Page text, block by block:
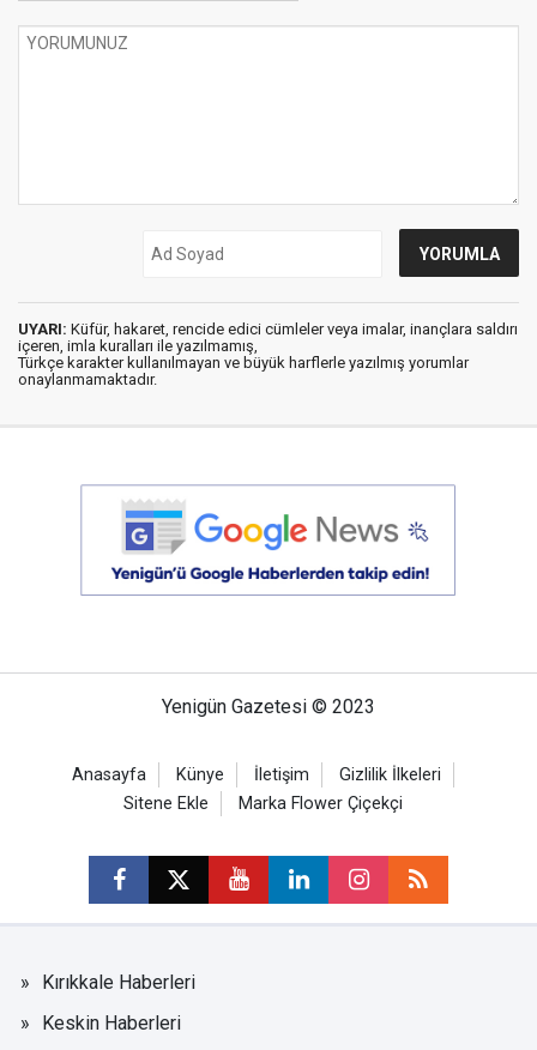
UYARI: Küfür, hakaret, rencide edici cümleler veya imalar, inançlara saldırı
içeren, imla kuralları ile yazılmamış,
Türkçe karakter kullanılmayan ve büyük harflerle yazılmış yorumlar
onaylanmamaktadır.
Yenigün Gazetesi © 2023
Anasayfa Künye İletişim
Gizlilik İlkeleri
Sitene Ekle
Marka Flower Çiçekçi
Kırıkkale Haberleri
Keskin Haberleri